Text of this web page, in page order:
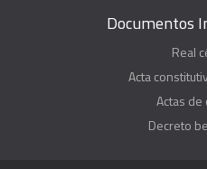
Documentos
Real
Acta
Actas
Decreto